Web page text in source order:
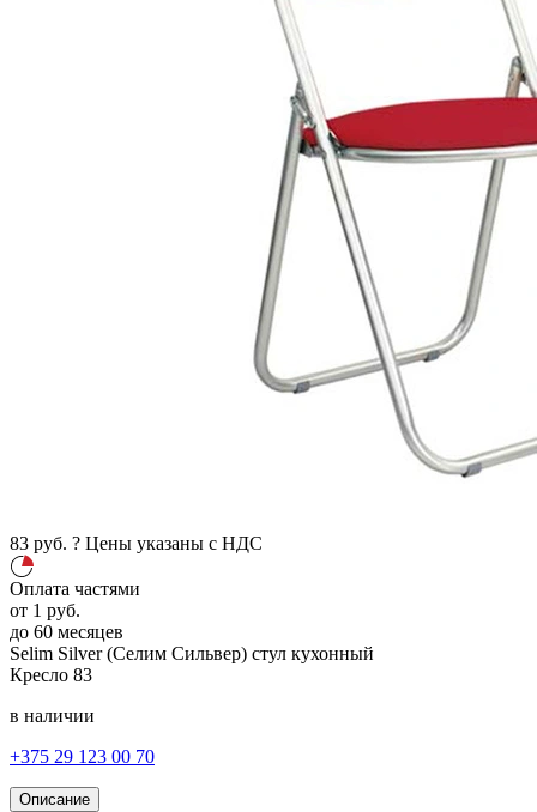
83 руб. ? Цены указаны с НДС
Оплата частями
от 1 руб.
до 60 месяцев
Selim Silver (Селим Сильвер) стул кухонный
Кресло 83
в наличии
+375 29 123 00 70
Описание